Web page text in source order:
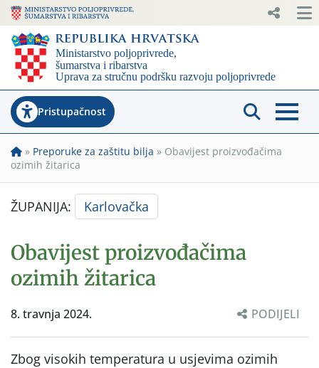
Pristupačnost
» Preporuke za zaštitu bilja » Obavijest proizvođačima
ozimih žitarica
ŽUPANIJA: Karlovačka
Obavijest proizvođačima
ozimih žitarica
8. travnja 2024. PODIJELI
Zbog visokih temperatura u usjevima ozimih